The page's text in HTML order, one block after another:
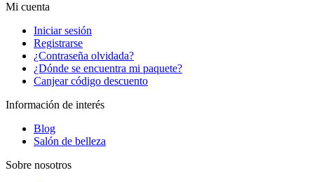
Mi cuenta
Iniciar sesión
Registrarse
¿Contraseña olvidada?
¿Dónde se encuentra mi paquete?
Canjear código descuento
Información de interés
Blog
Salón de belleza
Sobre nosotros